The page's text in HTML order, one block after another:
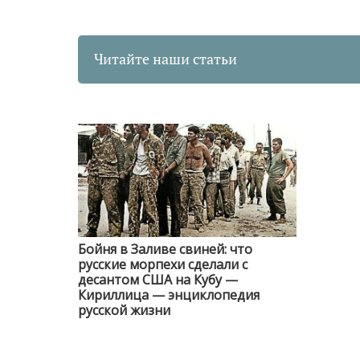
Читайте наши статьи
Бойня в Заливе свиней: что
русские морпехи сделали с
десантом США на Кубу —
Кириллица — энциклопедия
русской жизни